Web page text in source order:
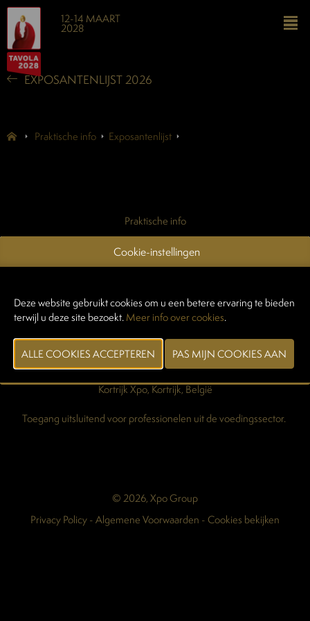
12-14 MAART
2028
EXPOSANTENLIJST 2026
Praktische info Exposantenlijst
Praktische info
Contacteer ons
Login standenbouwers
Maart 2028
Kortrijk Xpo, Kortrijk, België
Toegang uitsluitend voor professionelen uit de voedingssector.
© 2026, Xpo Group
Privacy Policy-Algemene Voorwaarden -Cookies bekijken
Cookie-instellingen
Deze website gebruikt cookies om u een betere ervaring te bieden
terwijl u deze site bezoekt.Meer info over cookies.